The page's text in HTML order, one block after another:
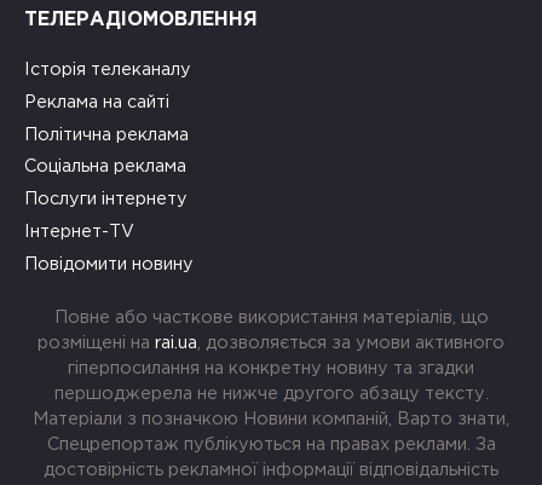
ТЕЛЕРАДІОМОВЛЕННЯ
Історія телеканалу
Реклама на сайті
Політична реклама
Соціальна реклама
Послуги інтернету
Інтернет-TV
Повідомити новину
Повне або часткове використання матеріалів, що
розміщені на rai.ua , дозволяється за умови активного
гіперпосилання на конкретну новину та згадки
першоджерела не нижче другого абзацу тексту.
Матеріали з позначкою Новини компаній, Варто знати,
Спецрепортаж публікуються на правах реклами. За
достовірність рекламної інформації відповідальність